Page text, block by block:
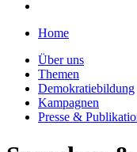
Home
Über uns
Themen
Demokratiebildung
Kampagnen
Presse &